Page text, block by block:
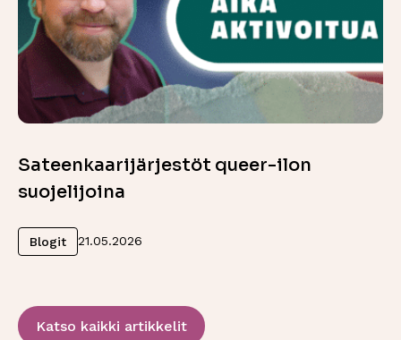
Sateenkaarijärjestöt queer-ilon
suojelijoina
Blogit 21.05.2026
Katso kaikki artikkelit